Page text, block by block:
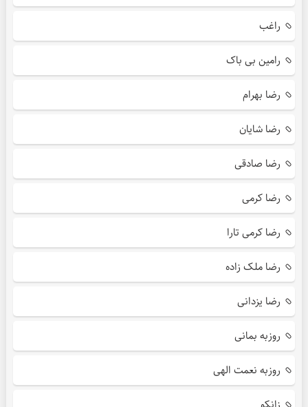
راغب
رامین بی باک
رضا بهرام
رضا شایان
رضا صادقی
رضا کرمی
رضا کرمی تارا
رضا ملک زاده
رضا یزدانی
روزبه بمانی
روزبه نعمت الهی